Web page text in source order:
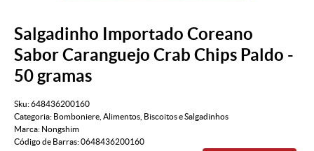
Salgadinho Importado Coreano
Sabor Caranguejo Crab Chips Paldo -
50 gramas
Sku:648436200160
Categoria: Bomboniere Alimentos Biscoitos e Salgadinhos
Marca: Nongshim
Código de Barras:0648436200160